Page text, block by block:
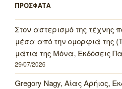
ΠΡΟΣΦΑΤΑ
Στον αστερισμό της τέχνης
μέσα από την ομορφιά της
μάτια της Μόνα, Εκδόσεις
29/07/2026
Gregory Nagy, Αίας Αρήιος,